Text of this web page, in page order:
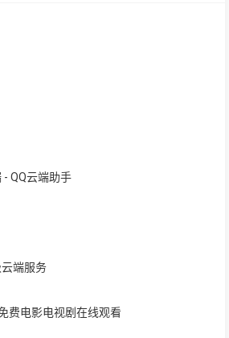
- QQ云端助手
端服务
费电影电视剧在线观看